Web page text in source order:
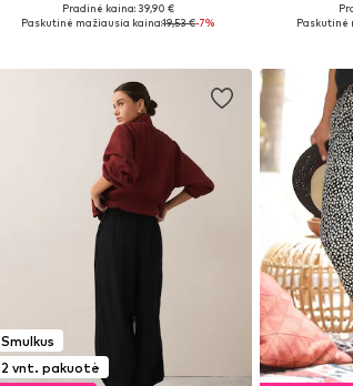
Galimi dydžiai: XS, S, L
Pradinė kaina: 39,90 €
Paskutinė mažiausia kaina:19,53 €-7%
Paskutinė
Smulkus
2 vnt. pakuotė